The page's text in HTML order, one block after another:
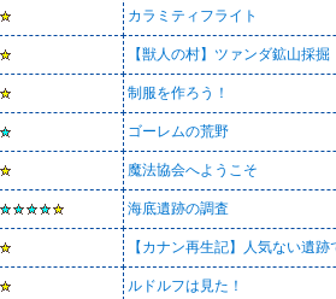
カラミティフライト
【獣人の村】ツァンダ鉱山採掘
制服を作ろう！
ゴーレムの荒野
魔法協会へようこそ
海底遺跡の調査
【カナン再生記】人気ない遺跡
ルドルフは見た！